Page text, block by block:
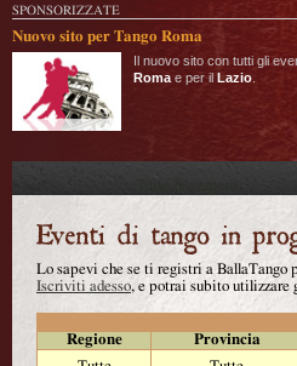
SPONSORIZZATE
Nuovo sito per Tango Roma
Il nuovo sito con tutti gli
Roma e per il Lazio
Lo sapevi che se ti registri a BallaTango
Iscriviti adesso, e potrai subito
Regione
Provincia